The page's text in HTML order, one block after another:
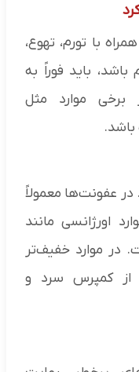
با تورم، تهوع،
باید فوراً به
موارد مثل
عفونت‌ها معمولاً
اورژانسی مانند
در موارد خفیف‌تر
از کمپرس سرد و